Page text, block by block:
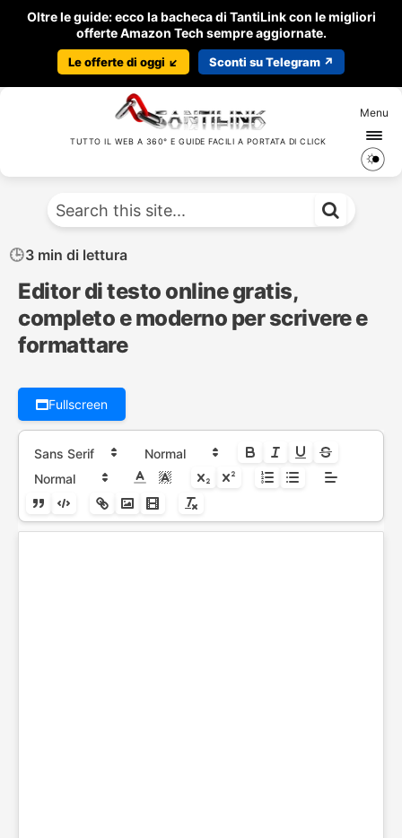
Oltre le guide: ecco la bacheca di TantiLink con le migliori
offerte Amazon Tech sempre aggiornate.
Le offerte di oggi ↙️ Sconti su Telegram ↗️
Menu
TUTTO IL WEB A 360° E GUIDE FACILI A PORTATA DI CLICK
3 min di lettura
Editor di testo online gratis,
completo e moderno per scrivere e
formattare
Fullscreen